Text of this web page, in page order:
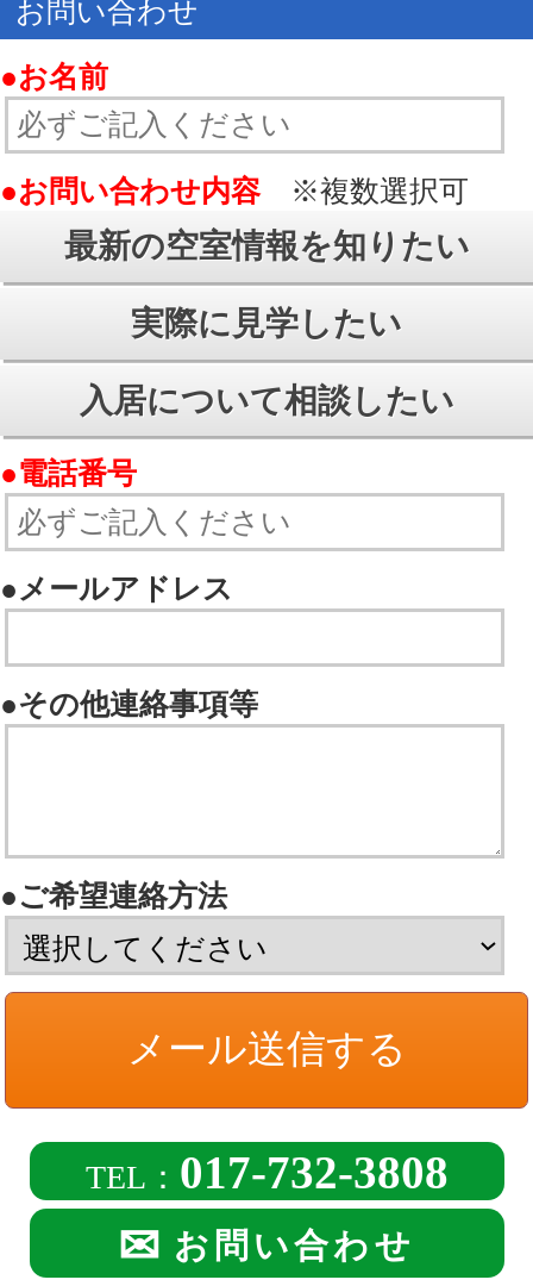
メール送信する
TEL：017-732-3808
✉ お問い合わせ
© ㈱あおもり不動産らんど
All Rights Reserved.
PCモードで見る